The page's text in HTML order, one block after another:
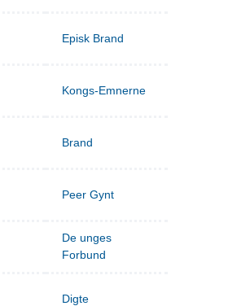
Episk Brand
Kongs-Emnerne
Brand
Peer Gynt
De unges
Forbund
Digte